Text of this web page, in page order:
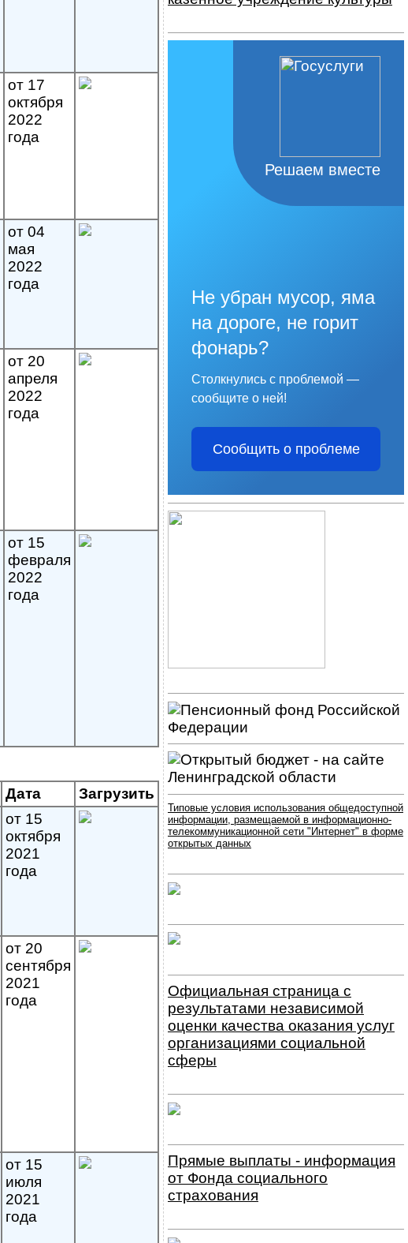
от 17
октября
2022
года
от 04
мая
2022
года
от 20
апреля
2022
года
от 15
февраля
2022
года
Дата
Загрузить
от 15
октября
2021
года
от 20
сентября
2021
года
от 15
июля
2021
года
Решаем вместе
Не убран мусор, яма
на дороге, не горит
фонарь?
Столкнулись с проблемой —
сообщите о ней!
Сообщить о проблеме
Типовые условия использования общедоступной
информации, размещаемой в информационно-
телекоммуникационной сети "Интернет" в форме
открытых данных
Официальная страница с
результатами независимой
оценки качества оказания услуг
организациями социальной
сферы
Прямые выплаты - информация
от Фонда социального
страхования